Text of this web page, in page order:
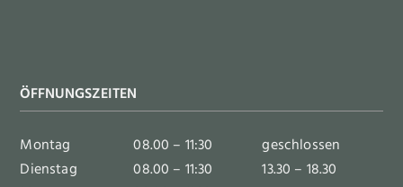
ÖFFNUNGSZEITEN
Montag 08.00 – 11:30
geschlossen
Dienstag
08.00 – 11:30
13.30 – 18.30